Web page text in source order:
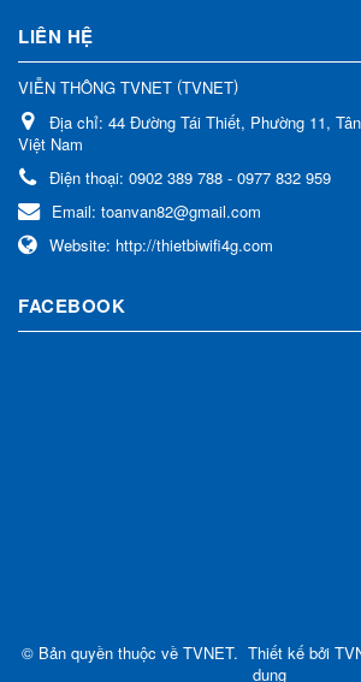
LIÊN HỆ
VIỄN THÔNG TVNET (TVNET)
Địa chỉ: 44 Đường Tái Thiết, Phường 11,
Việt Nam
Điện thoại: 0902 389 788 - 0977 832 959
Email: toanvan82@gmail.com
Website: http://thietbiwifi4g.com
FACEBOOK
© Bản quyền thuộc về TVNET. Thiết kế bởi
dụng